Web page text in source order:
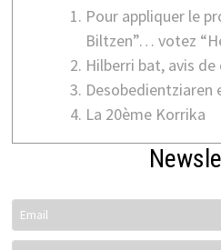
Pour appliquer le
Biltzen”… votez
Hilberri bat, avis de
Desobedientziaren
La 20ème Korrika